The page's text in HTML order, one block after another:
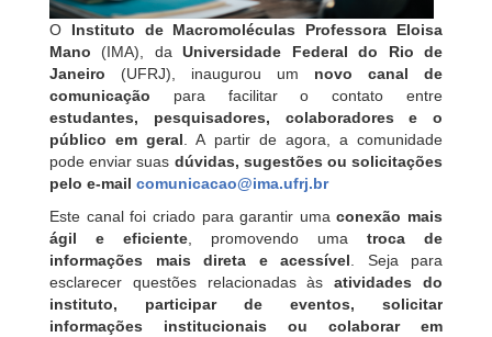
O Instituto de Macromoléculas Professora Eloisa
Mano (IMA), daUniversidade Federal do Rio de
Janeiro (UFRJ), inaugurou um novo canal de
comunicação para facilitar o contato entre
estudantes, pesquisadores, colaboradores e o
público em geral . A partir de agora, a comunidade
pode enviar suas dúvidas, sugestões ou solicitações
pelo e-mail comunicacao@ima.ufrj.br
Este canal foi criado para garantir umaconexão mais
ágil e eficiente , promovendo uma troca de
informações mais direta e acessível . Seja para
esclarecer questões relacionadas àsatividades do
instituto, participar de eventos, solicitar
informações institucionais ou colaborar em